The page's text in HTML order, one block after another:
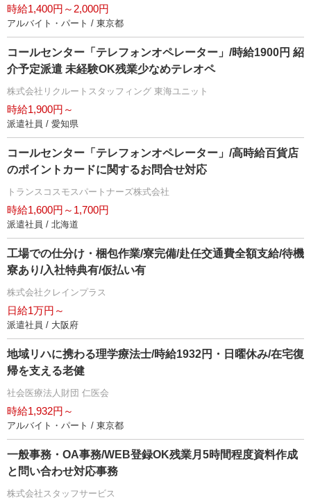
時給1,400円～2,000円
アルバイト・パート / 東京都
コールセンター「テレフォンオペレーター」/時給1900円 紹
介予定派遣 未経験OK残業少なめテレオペ
株式会社リクルートスタッフィング 東海ユニット
時給1,900円～
派遣社員 / 愛知県
コールセンター「テレフォンオペレーター」/高時給百貨店
のポイントカードに関するお問合せ対応
トランスコスモスパートナーズ株式会社
時給1,600円～1,700円
派遣社員 / 北海道
工場での仕分け・梱包作業/寮完備/赴任交通費全額支給/待機
寮あり/入社特典有/仮払い有
株式会社クレインプラス
日給1万円～
派遣社員 / 大阪府
地域リハに携わる理学療法士/時給1932円・日曜休み/在宅復
帰を支える老健
社会医療法人財団 仁医会
時給1,932円～
アルバイト・パート / 東京都
一般事務・OA事務/WEB登録OK残業月5時間程度資料作成
と問い合わせ対応事務
株式会社スタッフサービス